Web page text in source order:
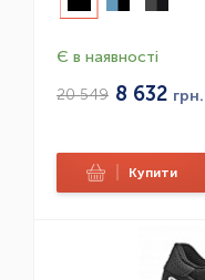
Є в наявності
20 549 8 632 грн.
Купити